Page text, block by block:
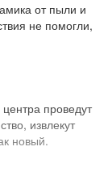
от пыли и
не помогли,
проведут
извлекут
новый.